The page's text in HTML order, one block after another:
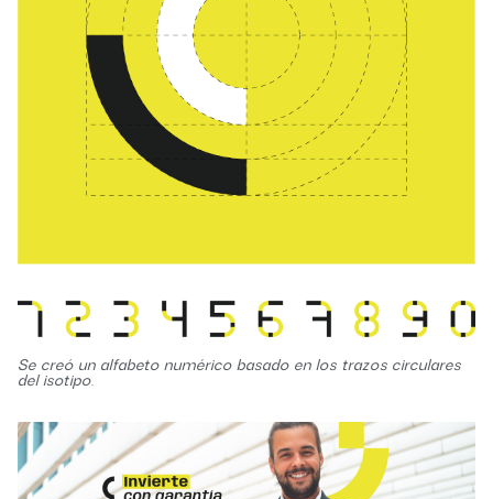
Se creó un alfabeto numérico basado en los trazos circulares
del isotipo.